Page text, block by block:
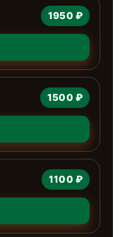
1950 ₽
1500 ₽
1100 ₽